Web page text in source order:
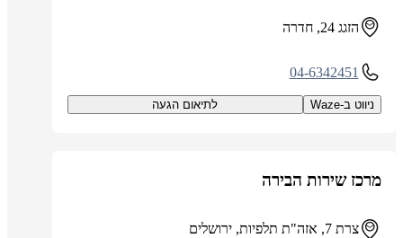
הזגג 24, חדרה
04-6342451
ניווט ב-Waze לתיאום הגעה
מרכז שירות הבירה
צרת 7, אזה"ת תלפיות, ירושלים